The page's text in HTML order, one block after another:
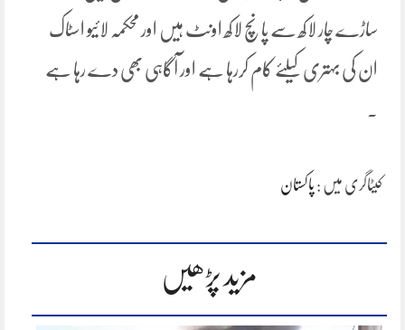
ساڑے چار لاکھ سے پانچ لاکھ اونٹ ہیں اور محکمہ لائیو اسٹاک
ان کی بہتری کیلئے کام کررہا ہے اور آگاہی بھی دے رہا ہے
کیٹاگری میں : پاکستان
مزید پڑھیں